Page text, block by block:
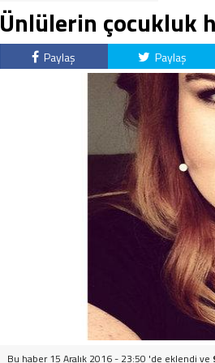
Ünlülerin çocukluk
Paylaş Paylaş
Bu haber 15 Aralık 2016 - 23:50 'de eklendi ve